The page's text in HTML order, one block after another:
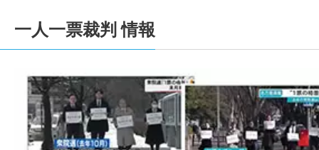
2024-07-02
6/29「選挙権・選挙制度および国民の政治
2024-05-03
【2024/05/03 東京新聞で意見広告（教えて
2024-04-03
【サポーター有志による新聞 「One for
2023-10-11
１人１票裁判（2022参）大法廷判決期日情
一人一票裁判 情報
7Aug
2026